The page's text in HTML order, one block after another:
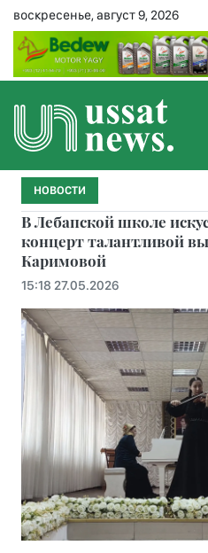
воскресенье, август 9, 2026
НОВОСТИ
В Лебапской школе
концерт талантливой
Каримовой
15:18 27.05.2026